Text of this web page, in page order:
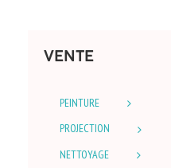
VENTE
PEINTURE
PROJECTION
NETTOYAGE